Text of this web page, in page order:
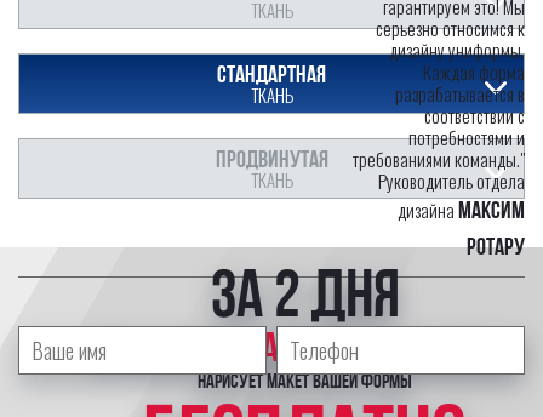
ТКАНЬ
СТАНДАРТНАЯ
ТКАНЬ
ПРОДВИНУТАЯ
ТКАНЬ
гарантируем это! Мы
серьезно относимся к
дизайну униформы.
Каждая форма
разрабатывается в
соответствии с
потребностями и
требованиями команды."
Руководитель отдела
дизайнаМаксим
Ротару
за 2 дня
профессиональный дизайнер
нарисует макет вашей формы